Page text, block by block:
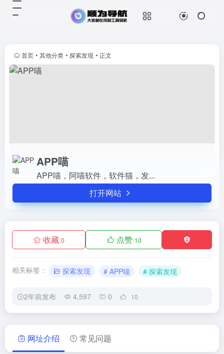
首页 • 其他分类 • 探索发现 • 正文
APP喵
APP喵，阿喵软件，软件猫，发...
打开网站
收藏 0 点赞 10
相关标签： 探索发现 # APP喵 # 探索发现
2年前发布 4,597 0 10
网址介绍 常见问题